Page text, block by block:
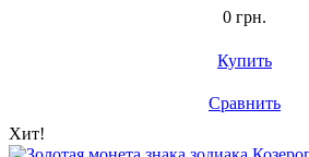
0 грн.
Купить
Сравнить
Хит!